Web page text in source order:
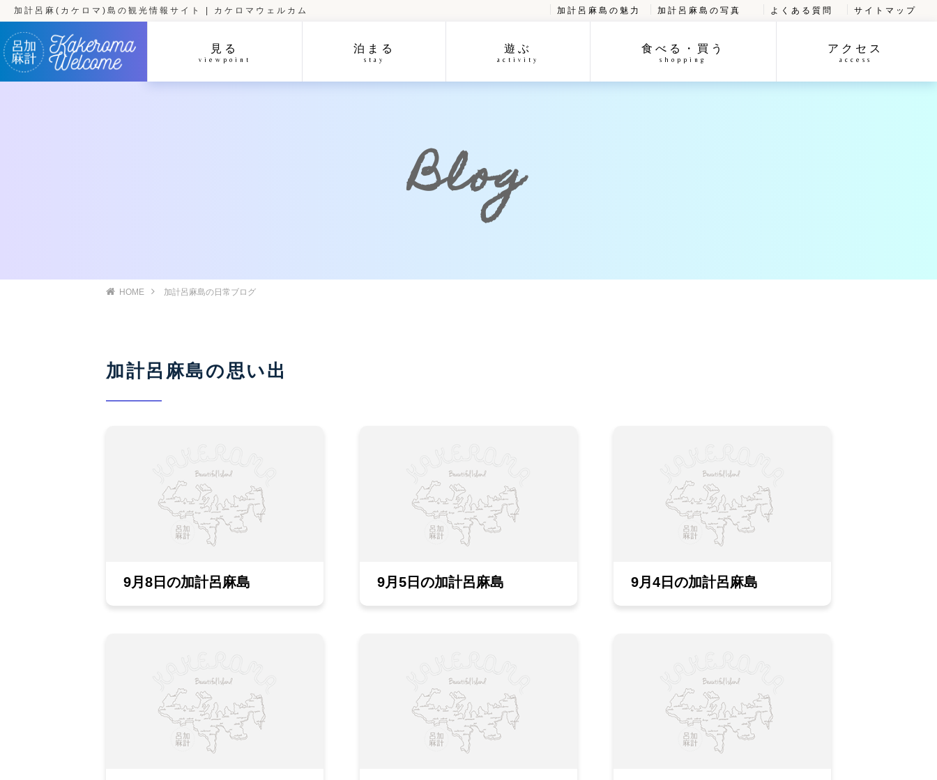
加計呂麻(カケロマ)島の観光情報サイト | カケロマウェルカム 加計呂麻島の魅力 加計呂麻島の写真 よくある質問 サイトマップ
見る
viewpoint
泊まる
stay
遊ぶ
activity
食べる・買う
shopping
アクセス
access
Blog
HOME 加計呂麻島の日常ブログ
加計呂麻島の思い出
9月8日の加計呂麻島 9月5日の加計呂麻島 9月4日の加計呂麻島